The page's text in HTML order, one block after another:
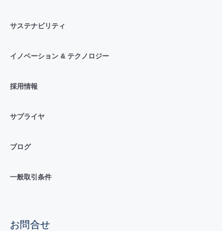
サステナビリティ
イノベーション & テクノロジー
採用情報
サプライヤ
ブログ
一般取引条件
お問合せ